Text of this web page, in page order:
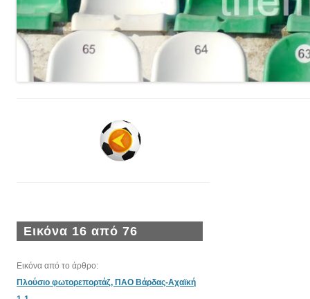
Εικόνα 16 από 76
Εικόνα από το άρθρο:
Πλούσιο φωτορεπορτάζ, ΠΑΟ Βάρδας-Αχαϊκή